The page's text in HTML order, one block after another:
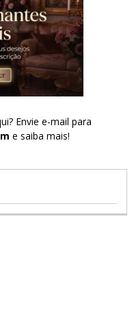
Envie e-mail para
e saiba mais!